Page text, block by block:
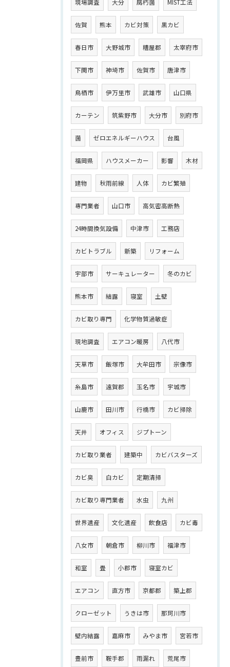
現場調査 大分 腐朽菌 MIST工法
佐賀 熊本 カビ対策 黒カビ
春日市 大野城市 糟屋郡 太宰府市
下関市 神埼市 佐賀市 唐津市
鳥栖市 伊万里市 武雄市 山口県
カーテン 筑紫野市 大分市 別府市
菌 ゼロエネルギーハウス 台風
福岡県 ハウスメーカー 影響 木材
建物 秋雨前線 人体 カビ繁殖
専門業者 山口市 高気密高断熱
24時間換気設備 中津市 工務店
カビトラブル 新築 リフォーム
宇部市 サーキュレーター 冬のカビ
熊本市 結露 寝室 土壁
カビ取り専門 化学物質過敏症
現地調査 エアコン暖房 八代市
天草市 飯塚市 大牟田市 宗像市
糸島市 遠賀郡 玉名市 宇城市
山鹿市 田川市 行橋市 カビ掃除
天井 オフィス ジプトーン
カビ取り業者 建築中 カビバスターズ
カビ臭 白カビ 定期清掃
カビ取り専門業者 水虫 九州
世界遺産 文化遺産 飲食店 カビ毒
八女市 朝倉市 柳川市 福津市
和室 畳 小郡市 寝室カビ
エアコン 直方市 京都郡 築上郡
クローゼット うきは市 那珂川市
壁内結露 嘉麻市 みやま市 宮若市
豊前市 鞍手郡 雨漏れ 荒尾市